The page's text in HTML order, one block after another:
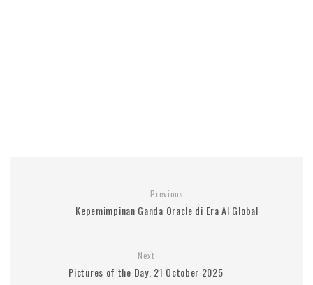
Previous
Kepemimpinan Ganda Oracle di Era AI Global
Next
Pictures of the Day, 21 October 2025